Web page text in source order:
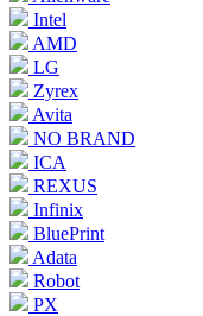
Intel
AMD
LG
Zyrex
Avita
NO BRAND
ICA
REXUS
Infinix
BluePrint
Adata
Robot
PX